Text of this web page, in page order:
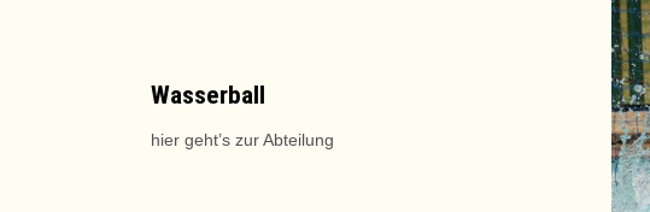
Wasserball
hier geht’s zur Abteilung